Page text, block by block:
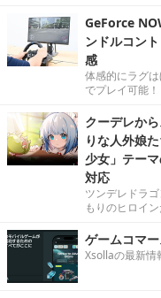
GeForce
ンドルコン
感
体感的にラグ
でプレイ可能！
クーデレか
りな人外娘
少女」テー
対応
ツンデレドラ
もりのヒロイ
ゲームコマ
Xsollaの最新情